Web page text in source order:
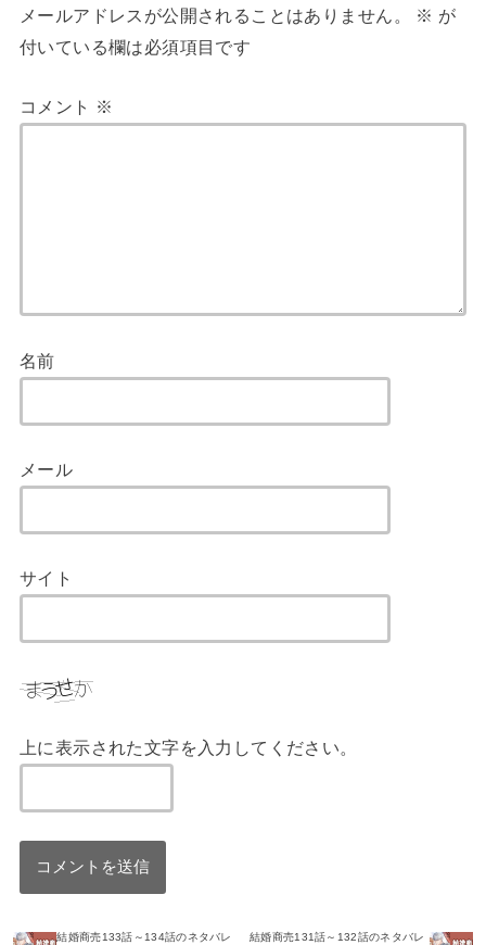
メールアドレスが公開されることはありません。 ※ が
付いている欄は必須項目です
コメント ※
名前
メール
サイト
上に表示された文字を入力してください。
結婚商売133話～134話のネタバレ
結婚商売131話～132話のネタバレ